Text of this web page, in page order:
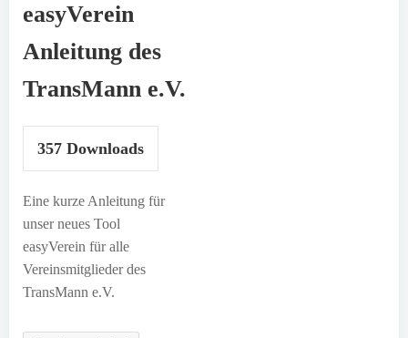
easyVerein
Anleitung des
TransMann e.V.
357 Downloads
Eine kurze Anleitung für
unser neues Tool
easyVerein für alle
Vereinsmitglieder des
TransMann e.V.